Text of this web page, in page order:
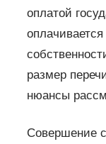
оплатой
размер
нюансы
Совершение